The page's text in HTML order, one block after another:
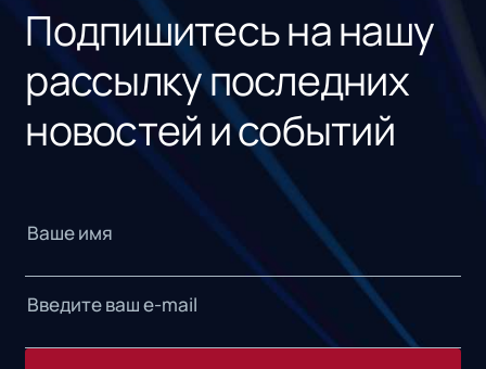
Подпишитесь на нашу
рассылку последних
новостей и событий